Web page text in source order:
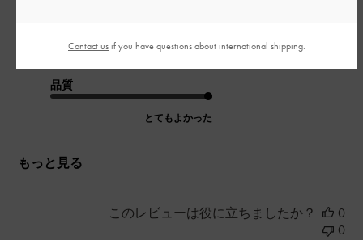
とてもよかった
品質
とてもよかった
もっと見る
このレビューは役に立ちましたか？
0
0
Contact usif you have questions about international shipping.